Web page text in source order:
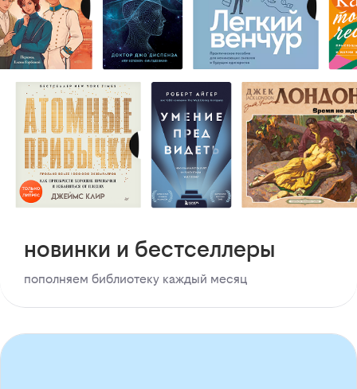
новинки и бестселлеры
пополняем библиотеку каждый месяц